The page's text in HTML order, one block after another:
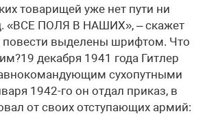
товарищей уже нет пути ни
«ВСЕ ПОЛЯ В НАШИХ», – скажет
повести выделены шрифтом. Что
декабря 1941 года Гитлер
сухопутными
1942-го он отдал приказ, в
от своих отступающих армий: